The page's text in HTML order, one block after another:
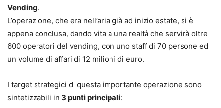
Vending.
L’operazione, che era nell’aria già ad inizio estate, si è
appena conclusa, dando vita a una realtà che servirà oltre
600 operatori del vending, con uno staff di 70 persone ed
un volume di affari di 12 milioni di euro.
I target strategici di questa importante operazione sono
sintetizzabili in 3 punti principali: